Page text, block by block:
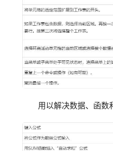
用以解决数据、函数